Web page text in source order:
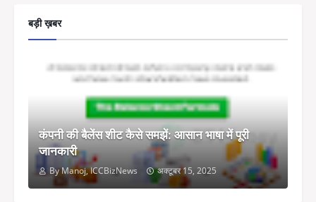
बड़ी ख़बर
कंपनी की बैलेंस शीट कैसे समझें: आसान भाषा में पूरी
जानकारी
By Manoj, ICCBizNews अक्टूबर 15, 2025